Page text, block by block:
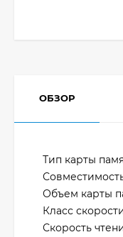
ОБЗОР
Тип карты
Объем карты
Класс
Скорость